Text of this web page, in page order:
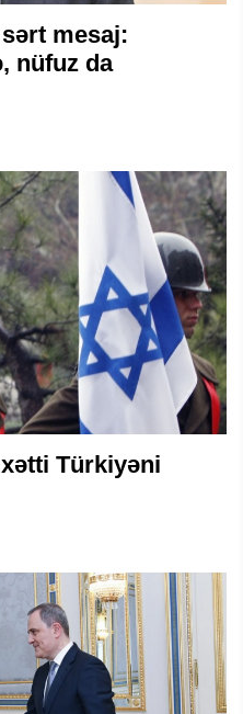
mesaj:
nüfuz da
Türkiyəni